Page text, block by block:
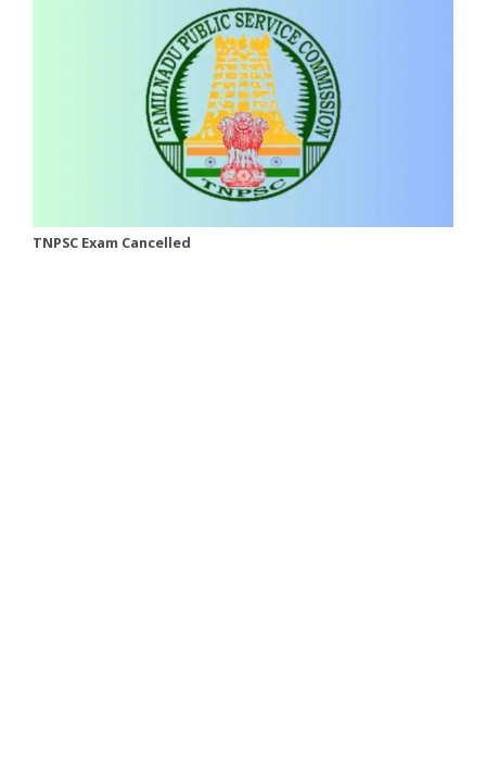
TNPSC Exam Cancelled